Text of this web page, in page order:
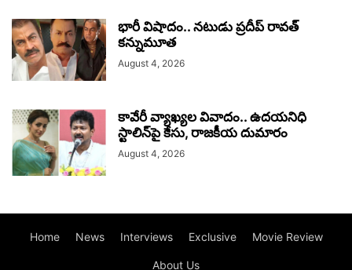
భారీ విషాదం.. నటుడు ప్రదీప్ రావత్
కన్నుమూత
August 4, 2026
కావేరీ వ్యాఖ్యల వివాదం.. ఉదయనిధి
స్టాలిన్‌పై కేసు, రాజకీయ దుమారం
August 4, 2026
Home News Interviews Exclusive Movie Review
About Us